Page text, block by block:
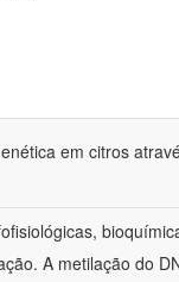
em citros
A metilação do